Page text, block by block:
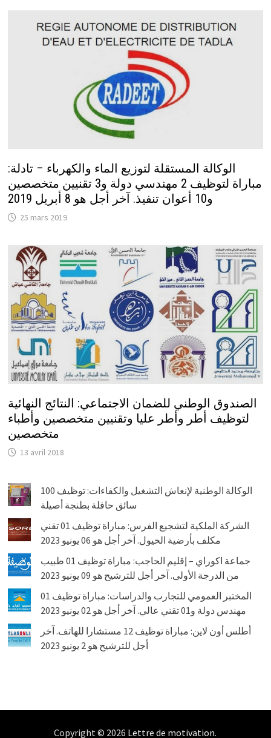
الوكالة المستقلة لتوزيع الماء والكهرباء – تادلة:
مباراة لتوظيف 2 مهندسي دولة و3 تقنيين متخصصين
و10 أعوان تنفيذ. آخر أجل هو 8 أبريل 2019
25 mars 2019
الصندوق الوطني للضمان الاجتماعي: النتائج النهائية
لتوظيف أطر وأطر عليا وتقنيين متخصصين وأطباء
متخصصين
13 avril 2018
الوكالة الوطنية لإنعاش التشغيل والكفاءات: توظيف 100
سائق حافلة بطنجة أصيلة
الشركة الملكية لتشجيع الفرس: مباراة توظيف 01 تقني
مكلف بأرضية الخيول. آخر أجل هو 06 يونيو 2023
جماعة اكوراي – إقليم الحاجب: مباراة توظيف 01 طبيب
من الدرجة الأولى. آخر أجل للترشيح هو 09 يونيو 2023
المختبر العمومي للتجارب والدراسات: مباراة توظيف 01
مهندس دولة و01 تقني عالي. آخر أجل هو 02 يونيو 2023
أطلس أون لاين: مباراة توظيف 12 مستشارا للهاتف. آخر
أجل للترشيح هو 2 يونيو 2023
Copyright © 2026 Lettre de motivation.